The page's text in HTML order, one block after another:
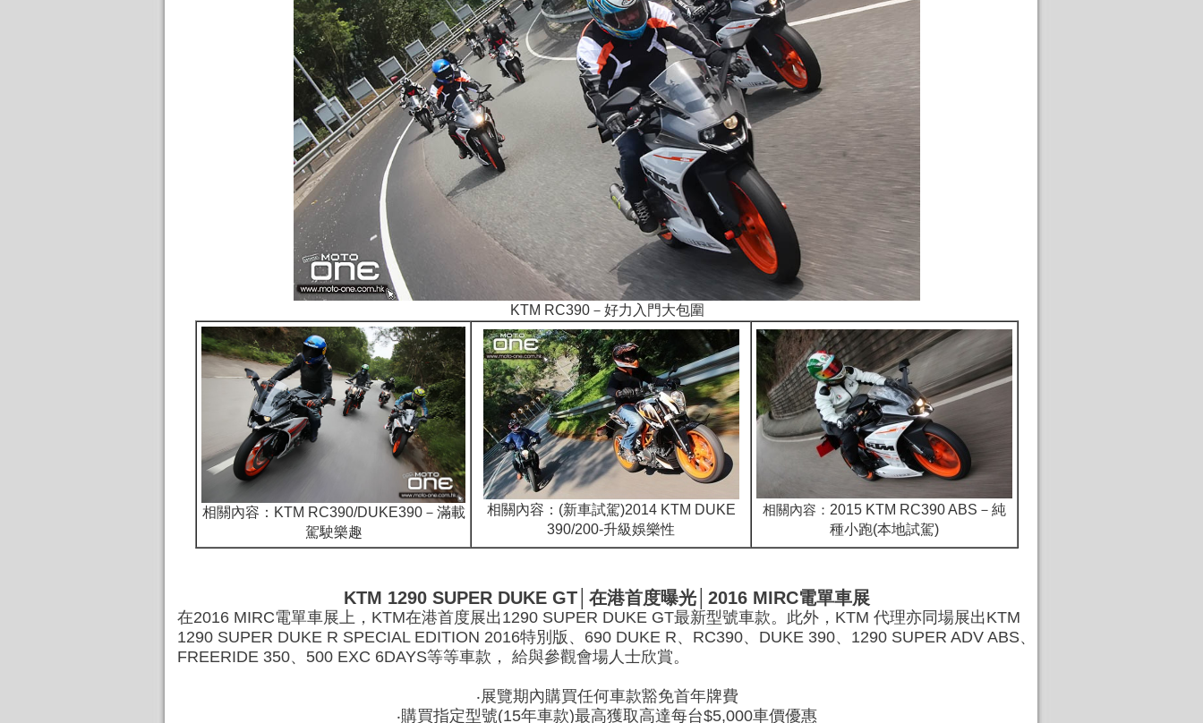
KTM RC390－好力入門大包圍
相關內容：KTM RC390/DUKE390－滿載
駕駛樂趣
相關內容： (新車試駕)2014 KTM DUKE
390/200-升級娛樂性
相關內容： 2015 KTM RC390 ABS－純
種小跑(本地試駕)
KTM 1290 SUPER DUKE GT│在港首度曝光│2016 MIRC電單車展
在2016 MIRC電單車展上，KTM在港首度展出1290 SUPER DUKE GT最新型號車款。此外，KTM 代理亦同場展出KTM
1290 SUPER DUKE R SPECIAL EDITION 2016特別版、690 DUKE R、RC390、DUKE 390、1290 SUPER ADV ABS、
FREERIDE 350、500 EXC 6DAYS等等車款， 給與參觀會場人士欣賞。
‧展覽期內購買任何車款豁免首年牌費
‧購買指定型號(15年車款)最高獲取高達每台$5,000車價優惠